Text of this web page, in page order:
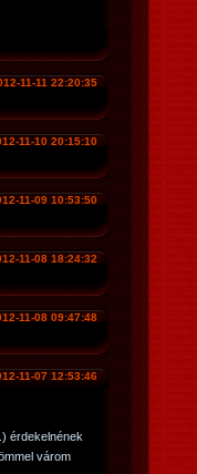
11-11 22:20:35
11-10 20:15:10
11-09 10:53:50
11-08 18:24:32
11-08 09:47:48
11-07 12:53:46
érdekelnének
várom